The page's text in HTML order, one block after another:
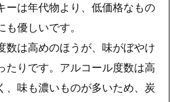
ーは年代物より、低価格なもの
優しいです。
数は高めのほうが、味がぼやけ
たり です。アルコール度数は高
、味も濃いものが多いため、炭